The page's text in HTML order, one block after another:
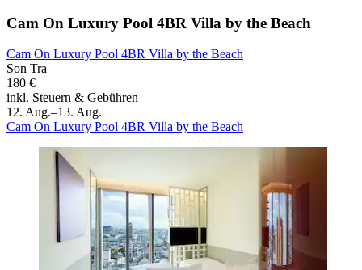
Cam On Luxury Pool 4BR Villa by the Beach
Cam On Luxury Pool 4BR Villa by the Beach
Son Tra
180 €
inkl. Steuern & Gebühren
12. Aug.–13. Aug.
Cam On Luxury Pool 4BR Villa by the Beach